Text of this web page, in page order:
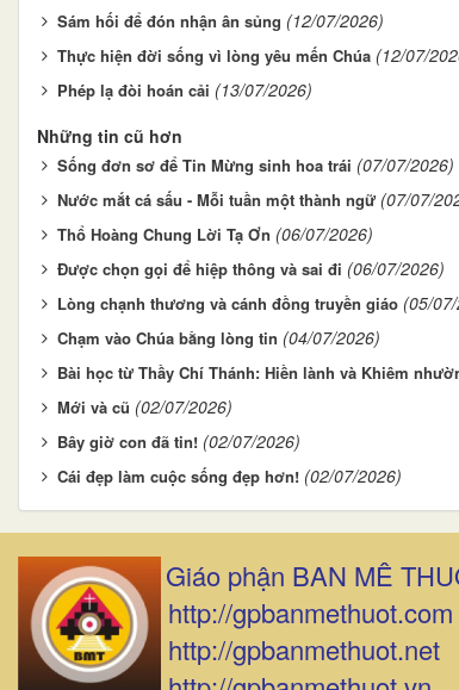
Sám hối để đón nhận ân sủng (12/07/2026)
Thực hiện đời sống vì lòng yêu mến Chúa (12/07/
Phép lạ đòi hoán cải (13/07/2026)
Những tin cũ hơn
Sống đơn sơ để Tin Mừng sinh hoa trái (07/07/2026)
Nước mắt cá sấu - Mỗi tuần một thành ngữ (07/07/
Thổ Hoàng Chung Lời Tạ Ơn (06/07/2026)
Được chọn gọi để hiệp thông và sai đi (06/07/2026)
Lòng chạnh thương và cánh đồng truyền giáo (05/
Chạm vào Chúa bằng lòng tin (04/07/2026)
Bài học từ Thầy Chí Thánh: Hiền lành và Khiêm
Mới và cũ (02/07/2026)
Bây giờ con đã tin! (02/07/2026)
Cái đẹp làm cuộc sống đẹp hơn! (02/07/2026)
Giáo phận BAN MÊ
http://gpbanmethuot.com
http://gpbanmethuot.net